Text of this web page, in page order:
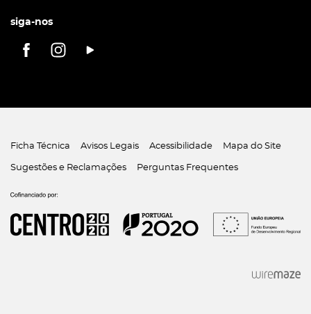
siga-nos
Ficha Técnica Avisos Legais Acessibilidade Mapa do Site
Sugestões e Reclamações Perguntas Frequentes